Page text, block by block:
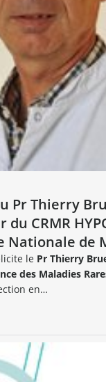
Pr Thierry
CRMR
Nationale de
le Pr Thierry
des Maladies
en…